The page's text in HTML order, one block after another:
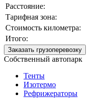
Расстояние:
Тарифная зона:
Стоимость километра:
Итого:
Заказать грузоперевозку
Собственный автопарк
Тенты
Изотермо
Рефрижераторы